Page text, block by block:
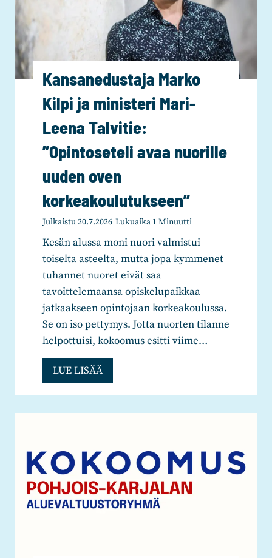
Kansanedustaja Marko
Kilpi ja ministeri Mari-
Leena Talvitie:
”Opintoseteli avaa nuorille
uuden oven
korkeakoulutukseen”
Julkaistu20.7.2026 Lukuaika 1Minuutti
Kesän alussa moni nuori valmistui
toiselta asteelta, mutta jopa kymmenet
tuhannet nuoret eivät saa
tavoittelemaansa opiskelupaikkaa
jatkaakseen opintojaan korkeakoulussa.
Se on iso pettymys. Jotta nuorten tilanne
helpottuisi, kokoomus esitti viime…
LUE LISÄÄK
a
e
d
u